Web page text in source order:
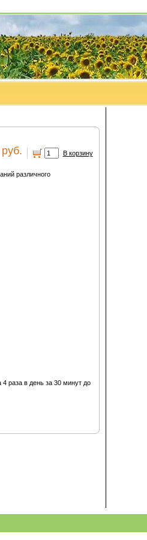
В корзину
различного
4 раза в день за 30 минут до